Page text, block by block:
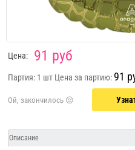
Цена: 91 руб
Партия: 1 шт Цена за партию: 91
Описание